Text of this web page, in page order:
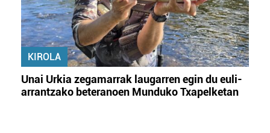
KIROLA
Unai Urkia zegamarrak laugarren egin du euli-
arrantzako beteranoen Munduko Txapelketan